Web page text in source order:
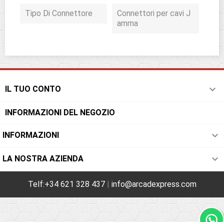
Tipo Di Connettore
Connettori per cavi J
amma
IL TUO CONTO 
INFORMAZIONI DEL NEGOZIO
INFORMAZIONI 
LA NOSTRA AZIENDA 
Telf:+34 621 328 437| info@arcadexpress.com